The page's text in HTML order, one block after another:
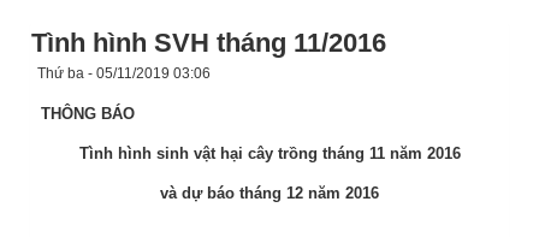
Tình hình SVH tháng 11/2016
Thứ ba - 05/11/2019 03:06
THÔNG BÁO
Tình hình sinh vật hại cây trồng tháng 11 năm 2016
và dự báo tháng 12 năm 2016